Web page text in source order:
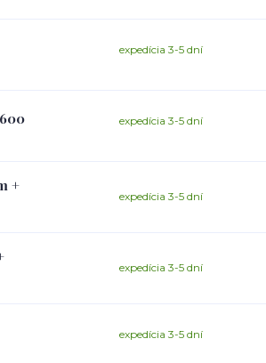
expedícia 3-5 dní
expedícia 3-5 dní
+
expedícia 3-5 dní
expedícia 3-5 dní
expedícia 3-5 dní